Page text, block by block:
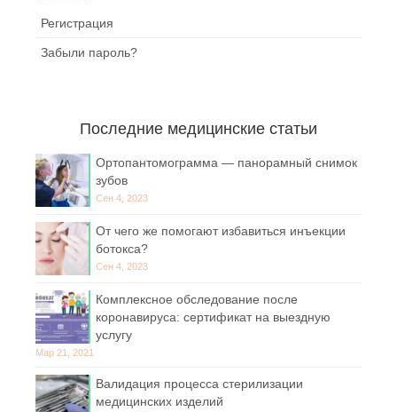
Регистрация
Забыли пароль?
Последние медицинские статьи
Ортопантомограмма — панорамный снимок
зубов
Сен 4, 2023
От чего же помогают избавиться инъекции
ботокса?
Сен 4, 2023
Комплексное обследование после
коронавируса: сертификат на выездную
услугу
Мар 21, 2021
Валидация процесса стерилизации
медицинских изделий